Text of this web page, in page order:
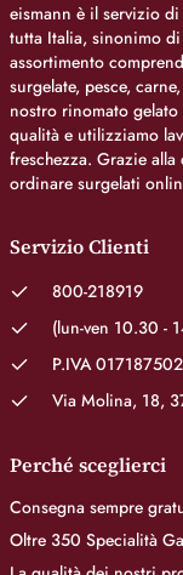
eismann è il servizio
tutta Italia, sinonimo
assortimento
surgelate, pesce,
nostro rinomato
qualità e utilizziamo
freschezza. Grazie
ordinare surgelati
Servizio Clienti
800-218919
(lun-ven 10.30 -
P.IVA
Via Molina, 18,
Perché sceglierci
Consegna sempre
Oltre 350 Specialità